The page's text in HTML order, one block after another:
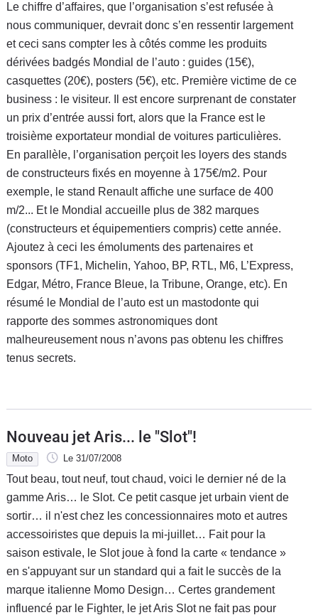
Le chiffre d’affaires, que l’organisation s’est refusée à
nous communiquer, devrait donc s’en ressentir largement
et ceci sans compter les à côtés comme les produits
dérivées badgés Mondial de l’auto : guides (15€),
casquettes (20€), posters (5€), etc. Première victime de ce
business : le visiteur. Il est encore surprenant de constater
un prix d’entrée aussi fort, alors que la France est le
troisième exportateur mondial de voitures particulières.
En parallèle, l’organisation perçoit les loyers des stands
de constructeurs fixés en moyenne à 175€/m2. Pour
exemple, le stand Renault affiche une surface de 400
m/2... Et le Mondial accueille plus de 382 marques
(constructeurs et équipementiers compris) cette année.
Ajoutez à ceci les émoluments des partenaires et
sponsors (TF1, Michelin, Yahoo, BP, RTL, M6, L’Express,
Edgar, Métro, France Bleue, la Tribune, Orange, etc). En
résumé le Mondial de l’auto est un mastodonte qui
rapporte des sommes astronomiques dont
malheureusement nous n’avons pas obtenu les chiffres
tenus secrets.
Nouveau jet Aris... le "Slot"!
Moto Le 31/07/2008
Tout beau, tout neuf, tout chaud, voici le dernier né de la
gamme Aris… le Slot. Ce petit casque jet urbain vient de
sortir… il n'est chez les concessionnaires moto et autres
accessoiristes que depuis la mi-juillet… Fait pour la
saison estivale, le Slot joue à fond la carte « tendance »
en s'appuyant sur un standard qui a fait le succès de la
marque italienne Momo Design… Certes grandement
influencé par le Fighter, le jet Aris Slot ne fait pas pour